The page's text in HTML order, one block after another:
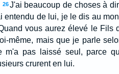
26J'ai beaucoup de choses à
entendu de lui, je le dis au
vous aurez élevé le Fils
même, mais que je parle
m'a pas laissé seul, parce
crurent en lui.